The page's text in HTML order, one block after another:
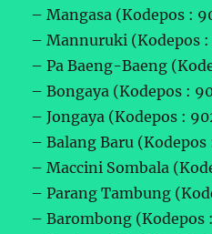
– Mangasa (Kodepos :
– Mannuruki (Kodepos :
– Pa Baeng-Baeng
– Bongaya (Kodepos :
– Jongaya (Kodepos :
– Balang Baru (Kodepos
– Maccini Sombala
– Parang Tambung
– Barombong (Kodepos